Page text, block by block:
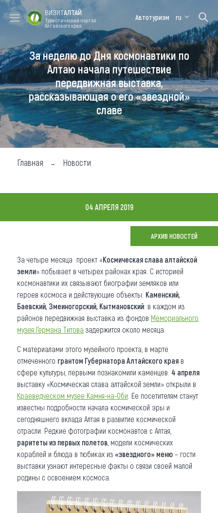
Форум VISIT
ALTAI
Цветение
маральника
Медицинский
форум
Алтайская
зимовка
Туры
Где побывать
Чем заняться
Где остановиться
Карта
О регионе
Коллекция впечатлений
Другие рубрики
ВИЗИТАЛТАЙ
Туристический портал
Алтайского края
Автотуризм ru
За неделю до Дня космонавтики по
Алтаю начала путешествие
передвижная выставка,
рассказывающая о его «звездной»
славе
Главная Новости
04 АПРЕЛЯ 2019
АРХИВ НОВОСТЕЙ
За четыре месяца проект «Космическая слава алтайской
земли» побывает в четырех районах края. С историей
космонавтики их связывают биографии земляков или
героев космоса и действующие объекты. Каменский,
Баевский, Змеиногорский, Кытмановский: в каждом из
районов передвижная выставка из фондов Мемориального
музея Германа Титова задержится около месяца.
С материалами этого музейного проекта, в марте
отмеченного грантом Губернатора Алтайского края в
сфере культуры, первыми познакомили каменцев. 4 апреля
выставку «Космическая слава алтайской земли» открыли в
Краеведческом музее Камня-на-Оби . Ее посетителям станут
известны подробности начала космической эры и
сегодняшнего вклада Алтая в развитие космической
отрасли. Редкие фотографии космонавтов с Алтая,
раритеты из первых полетов , модели космических
кораблей и блюда в тюбиках из «звездного» меню – гости
выставки узнают интересные факты о связи своей малой
родины с освоением космоса.